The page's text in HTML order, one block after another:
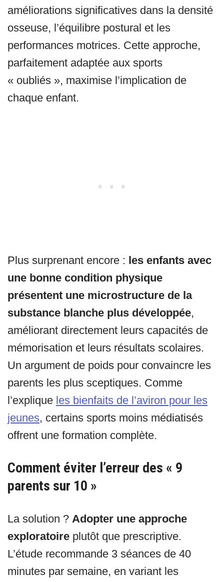
améliorations significatives dans la densité
osseuse, l’équilibre postural et les
performances motrices. Cette approche,
parfaitement adaptée aux sports
« oubliés », maximise l’implication de
chaque enfant.
Plus surprenant encore : les enfants avec
une bonne condition physique
présentent une microstructure de la
substance blanche plus développée,
améliorant directement leurs capacités de
mémorisation et leurs résultats scolaires.
Un argument de poids pour convaincre les
parents les plus sceptiques. Comme
l’explique les bienfaits de l’aviron pour les
jeunes, certains sports moins médiatisés
offrent une formation complète.
Comment éviter l’erreur des « 9
parents sur 10 »
La solution ? Adopter une approche
exploratoire plutôt que prescriptive.
L’étude recommande 3 séances de 40
minutes par semaine, en variant les